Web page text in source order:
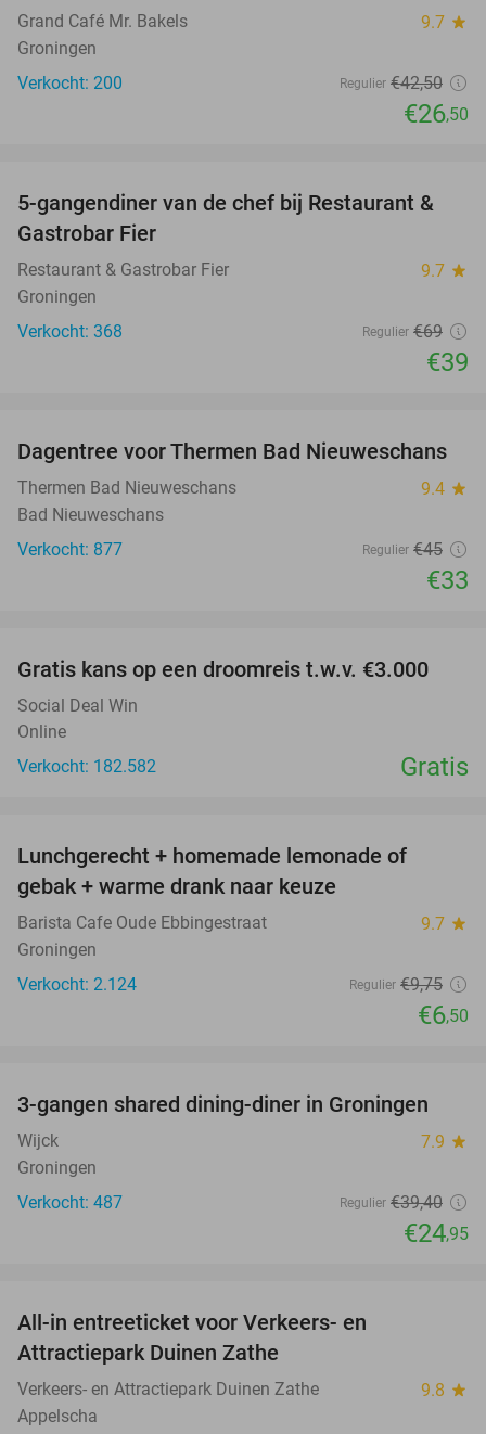
Grand Café Mr. Bakels 9.7 star
Groningen
Verkocht: 200
Regulier €42,50
€26,50
43%
5-gangendiner van de chef bij Restaurant &
Gastrobar Fier
Restaurant & Gastrobar Fier 9.7 star
Groningen
Verkocht: 368
Regulier €69
€39
27%
Dagentree voor Thermen Bad Nieuweschans
Thermen Bad Nieuweschans 9.4 star
Bad Nieuweschans
Verkocht: 877
Regulier €45
€33
Gratis kans op een droomreis t.w.v. €3.000
Social Deal Win
Online
Verkocht: 182.582
Gratis
Lunchgerecht + homemade lemonade of
gebak + warme drank naar keuze
Barista Cafe Oude Ebbingestraat 9.7 star
Groningen
Verkocht: 2.124
Regulier €9,75
€6,50
37%
3-gangen shared dining-diner in Groningen
Wijck 7.9 star
Groningen
Verkocht: 487
Regulier €39,40
€24,95
All-in entreeticket voor Verkeers- en
Attractiepark Duinen Zathe
Verkeers- en Attractiepark Duinen Zathe 9.8 star
Appelscha